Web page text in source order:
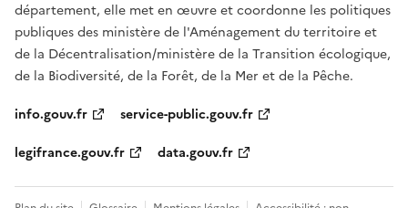
département, elle met en œuvre et coordonne les politiques
publiques des ministère de l'Aménagement du territoire et
de la Décentralisation/ministère de la Transition écologique,
de la Biodiversité, de la Forêt, de la Mer et de la Pêche.
info.gouv.fr
service-public.gouv.fr
legifrance.gouv.fr
data.gouv.fr